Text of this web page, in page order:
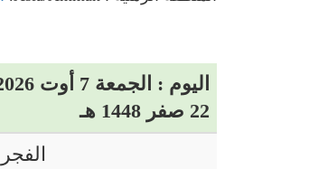
اليوم : الجمعة 7 أوت 2026 م
22 صفر 1448 هـ
الفجر